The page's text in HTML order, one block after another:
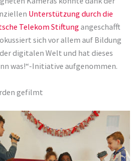
Unterstützung durch die
Telekom Stiftung angeschafft
sich vor allem auf Bildung
digitalen Welt und hat dieses
was!“-Initiative aufgenommen.
gefilmt